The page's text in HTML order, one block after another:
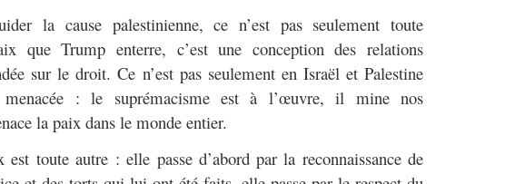
la cause palestinienne, ce n’est pas seulement toute
que Trump enterre, c’est une conception des relations
sur le droit. Ce n’est pas seulement en Israël et Palestine
: le suprémacisme est à l’œuvre, il mine nos
la paix dans le monde entier.
toute autre : elle passe d’abord par la reconnaissance de